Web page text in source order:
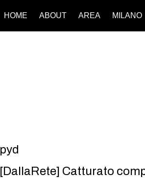
HOME ABOUT AREA MILANO
pyd
[DallaRete] Catturato